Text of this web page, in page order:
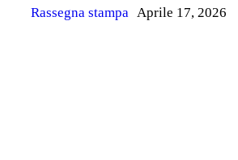
Rassegna stampa Aprile 17, 2026